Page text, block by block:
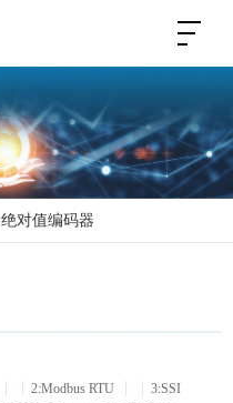
绝对值编码器
2:Modbus RTU
3:SSI